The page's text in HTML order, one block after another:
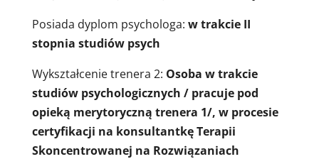
Posiada dyplom psychologa: w trakcie II
stopnia studiów psych
Wykształcenie trenera 2: Osoba w trakcie
studiów psychologicznych / pracuje pod
opieką merytoryczną trenera 1/, w procesie
certyfikacji na konsultantkę Terapii
Skoncentrowanej na Rozwiązaniach